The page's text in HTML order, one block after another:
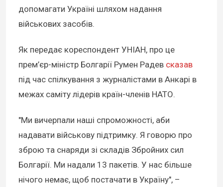
допомагати Україні шляхом надання
військових засобів.
Як передає кореспондент УНІАН, про це
прем’єр-міністр Болгарії Румен Радев сказав
під час спілкування з журналістами в Анкарі в
межах саміту лідерів країн-членів НАТО.
"Ми вичерпали наші спроможності, аби
надавати військову підтримку. Я говорю про
зброю та снаряди зі складів Збройних сил
Болгарії. Ми надали 13 пакетів. У нас більше
нічого немає, щоб постачати в Україну", –